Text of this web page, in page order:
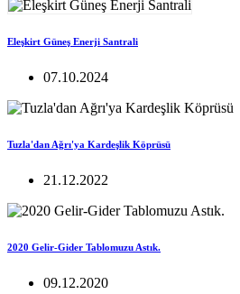
Eleşkirt Güneş Enerji Santrali
07.10.2024
Tuzla'dan Ağrı'ya Kardeşlik Köprüsü
21.12.2022
2020 Gelir-Gider Tablomuzu Astık.
09.12.2020